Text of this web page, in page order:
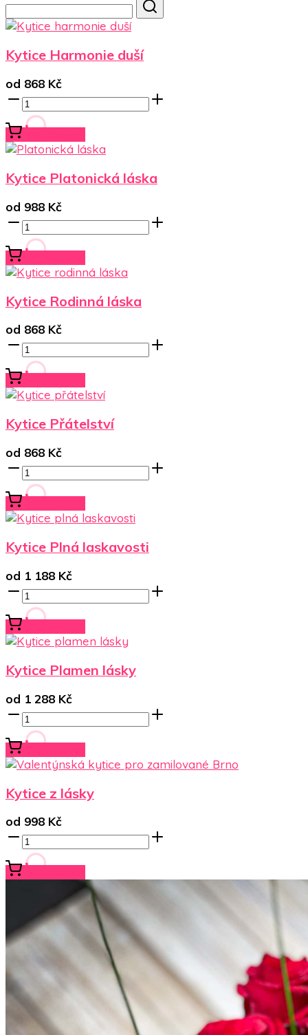
Kytice Harmonie duší
od 868 Kč
Kytice Platonická láska
od 988 Kč
Kytice Rodinná láska
od 868 Kč
Kytice Přátelství
od 868 Kč
Kytice Plná laskavosti
od 1 188 Kč
Kytice Plamen lásky
od 1 288 Kč
Kytice z lásky
od 998 Kč